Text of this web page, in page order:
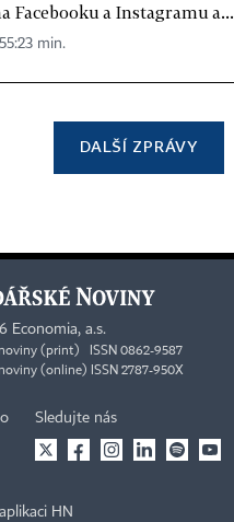
Facebooku a Instagramu a...
min.
DALŠÍ ZPRÁVY
Economia, a.s.
noviny (print) ISSN 0862-9587
(online) ISSN 2787-950X
Sledujte nás
HN